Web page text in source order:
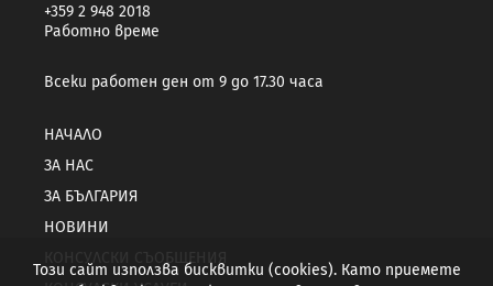
+359 2 948 2018
Работно време
Всеки работен ден от 9 до 17.30 часа
НАЧАЛО
ЗА НАС
ЗА БЪЛГАРИЯ
НОВИНИ
КОНСУЛСКИ СЪОБЩЕНИЯ
Този сайт използва бисквитки (cookies). Като приемете